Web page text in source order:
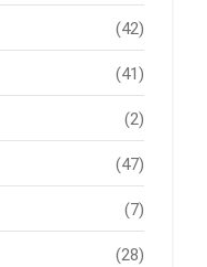
(42)
(41)
(2)
(47)
(7)
(28)